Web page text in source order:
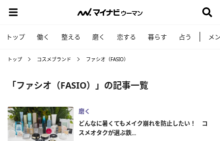
トップ 働く 整える 磨く 恋する 暮らす 占う メ
トップ コスメブランド ファシオ（FASIO）
「ファシオ（FASIO）」の記事一覧
磨く
どんなに暑くてもメイク崩れを防止したい！ コ
スメオタクが選ぶ鉄...